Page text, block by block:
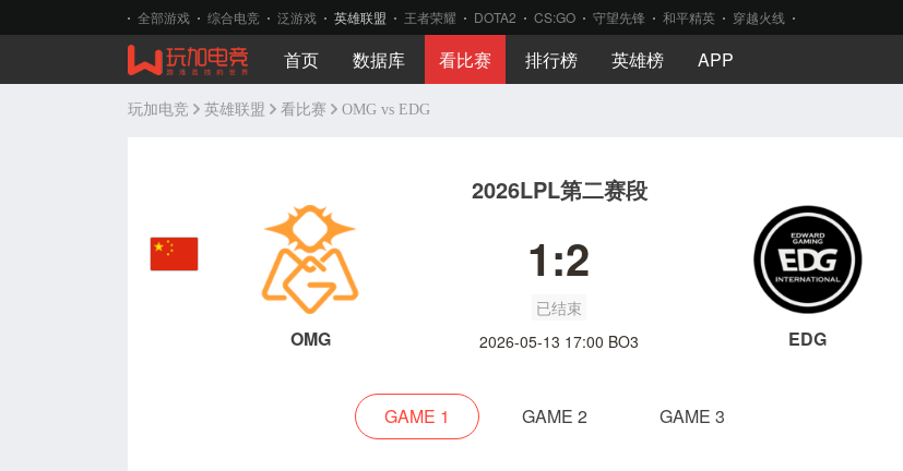
全部游戏 综合电竞 泛游戏 英雄联盟 王者荣耀 DOTA2 CS:GO 守望先锋 和平精英 穿越火线
首页 数据库 看比赛 排行榜 英雄榜 APP
玩加电竞 英雄联盟 看比赛 OMG vs EDG
2026LPL第二赛段
OMG
1:2
已结束
2026-05-13 17:00 BO3
EDG
GAME 1 GAME 2 GAME 3